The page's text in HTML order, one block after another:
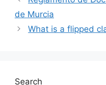
de Murcia
What is a flipped
Search